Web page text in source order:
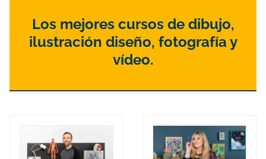
Los mejores cursos de dibujo,
ilustración diseño, fotografía y
vídeo.